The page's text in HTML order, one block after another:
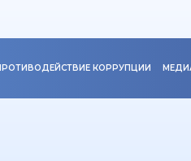
КОРРУПЦИИ